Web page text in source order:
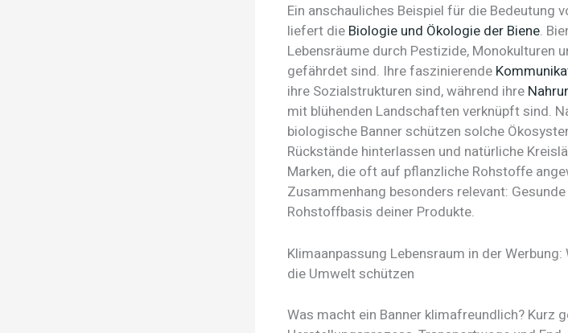
Ein anschauliches Beispiel für die Bedeutung
liefert die Biologie und Ökologie der Biene.
Lebensräume durch Pestizide, Monokulturen
gefährdet sind. Ihre faszinierende
ihre Sozialstrukturen sind, während ihre
mit blühenden Landschaften verknüpft sind.
biologische Banner schützen solche
Rückstände hinterlassen und natürliche
Marken, die oft auf pflanzliche Rohstoffe
Zusammenhang besonders relevant:
Rohstoffbasis deiner Produkte.
Klimaanpassung Lebensraum in der
die Umwelt schützen
Was macht ein Banner klimafreundlich? Kurz